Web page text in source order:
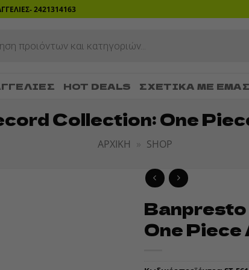
2421314163
HOT DEALS ΣΧΕΤΙΚΆ ΜΕ ΕΜΆΣ
Collection: One
ΑΡΧΙΚΉ » SHOP
One Piece